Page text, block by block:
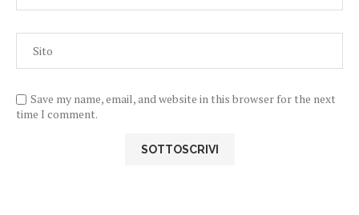
Save my name, email, and website in this browser for the next
time I comment.